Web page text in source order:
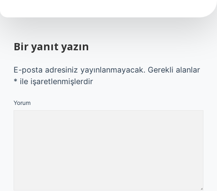
Bir yanıt yazın
E-posta adresiniz yayınlanmayacak. Gerekli alanlar
* ile işaretlenmişlerdir
Yorum